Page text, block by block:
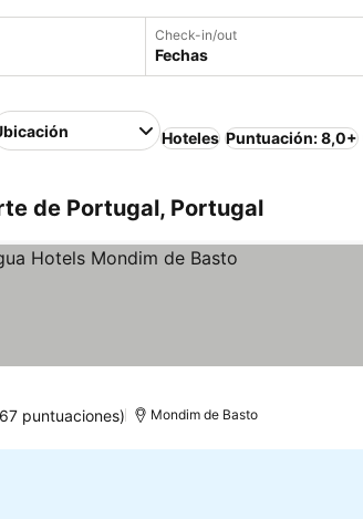
Check-in/out
Fechas
Hoteles Puntuación: 8,0+
de Portugal, Portugal
puntuaciones) Mondim de Basto